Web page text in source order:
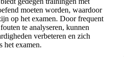
moeten worden, waardoor
op het examen. Door frequent
te analyseren, kunnen
verbeteren en zich
het examen.